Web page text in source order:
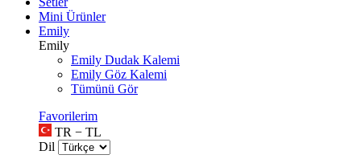
Mini Ürünler
Emily
Emily
Emily Dudak Kalemi
Emily Göz Kalemi
Tümünü Gör
Favorilerim
TR − TL
Dil